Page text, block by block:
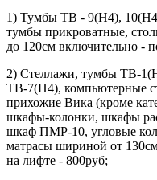
1) Тумбы ТВ - 9(Н4),
тумбы прикроватные,
до 120см включительно -
2) Стеллажи, тумбы ТВ-
ТВ-7(Н4), компьютерные
прихожие Вика (кроме
шкафы-колонки, шкафы
шкаф ПМР-10, угловые
матрасы шириной от
на лифте - 800руб;